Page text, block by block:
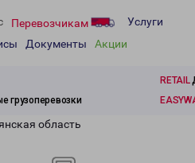
Перевозчикам
Услуги
Документы Акции
RETAIL
грузоперевозки
область